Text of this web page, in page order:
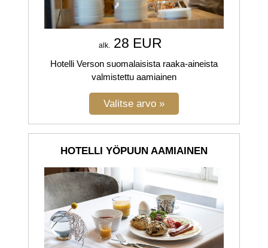
alk. 28 EUR
Hotelli Verson suomalaisista raaka-aineista
valmistettu aamiainen
HOTELLI YÖPUUN AAMIAINEN